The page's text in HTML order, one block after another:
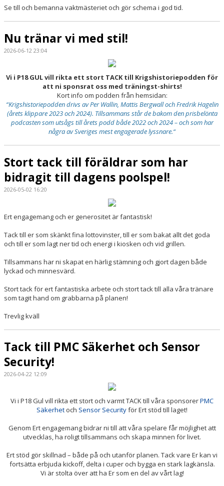
KONTAKT
Se till och bemanna vaktmästeriet och gör schema i god tid.
Nu tränar vi med stil!
2026-06-12 23:04
Vi i P18 GUL vill rikta ett stort TACK till Krigshistoriepodden för
att ni sponsrat oss med träningst-shirts!
Kort info om podden från hemsidan:
“Krigshistoriepodden drivs av Per Wallin, Mattis Bergwall och Fredrik Hagelin
(årets klippare 2023 och 2024). Tillsammans står de bakom den prisbelönta
podcasten som utsågs till årets podd både 2022 och 2024 – och som har
några av Sveriges mest engagerade lyssnare.“
Stort tack till föräldrar som har
bidragit till dagens poolspel!
2026-05-02 16:20
Ert engagemang och er generositet är fantastisk!
Tack till er som skänkt fina lottovinster, till er som bakat allt det goda
och till er som lagt ner tid och energi i kiosken och vid grillen.
Tillsammans har ni skapat en härlig stämning och gjort dagen både
lyckad och minnesvärd.
Stort tack för ert fantastiska arbete och stort tack till alla våra tränare
som tagit hand om grabbarna på planen!
Trevlig kväll
Tack till PMC Säkerhet och Sensor
Security!
2026-04-22 12:09
Vi i P18 Gul vill rikta ett stort och varmt TACK till våra sponsorerPMC
Säkerhet och Sensor Securityför Ert stöd till laget!
Genom Ert engagemang bidrar ni till att våra spelare får möjlighet att
utvecklas, ha roligt tillsammans och skapa minnen för livet.
Ert stöd gör skillnad – både på och utanför planen. Tack vare Er kan vi
fortsätta erbjuda kickoff, delta i cuper och bygga en stark lagkänsla.
Vi är stolta över att ha Er som en del av vårt lag!